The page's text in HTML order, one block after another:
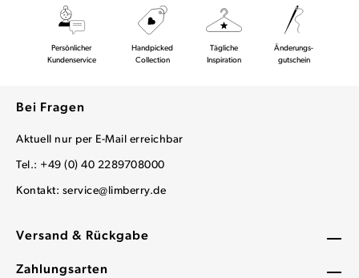
Versand & Rückgabe
Zahlungsarten
Persönlicher
Kundenservice
Handpicked
Collection
Tägliche
Inspiration
Änderungs-
gutschein
Bei Fragen
Aktuell nur per E-Mail erreichbar
Tel.: +49 (0) 40 2289708000
Kontakt: service@limberry.de